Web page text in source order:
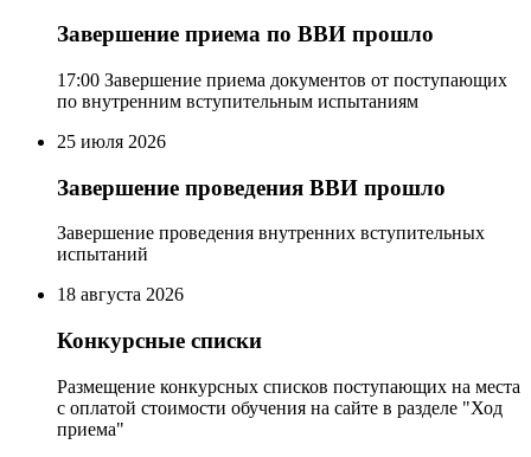
Завершение приема по ВВИ прошло
17:00 Завершение приема документов от поступающих
по внутренним вступительным испытаниям
25 июля 2026
Завершение проведения ВВИ прошло
Завершение проведения внутренних вступительных
испытаний
18 августа 2026
Конкурсные списки
Размещение конкурсных списков поступающих на места
с оплатой стоимости обучения на сайте в разделе "Ход
приема"